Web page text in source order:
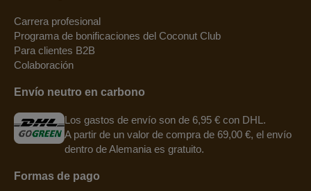
Carrera profesional
Programa de bonificaciones del Coconut Club
Para clientes B2B
Colaboración
Envío neutro en carbono
Los gastos de envío son de 6,95 € con DHL.
A partir de un valor de compra de 69,00 €, el envío
dentro de Alemania es gratuito.
Formas de pago